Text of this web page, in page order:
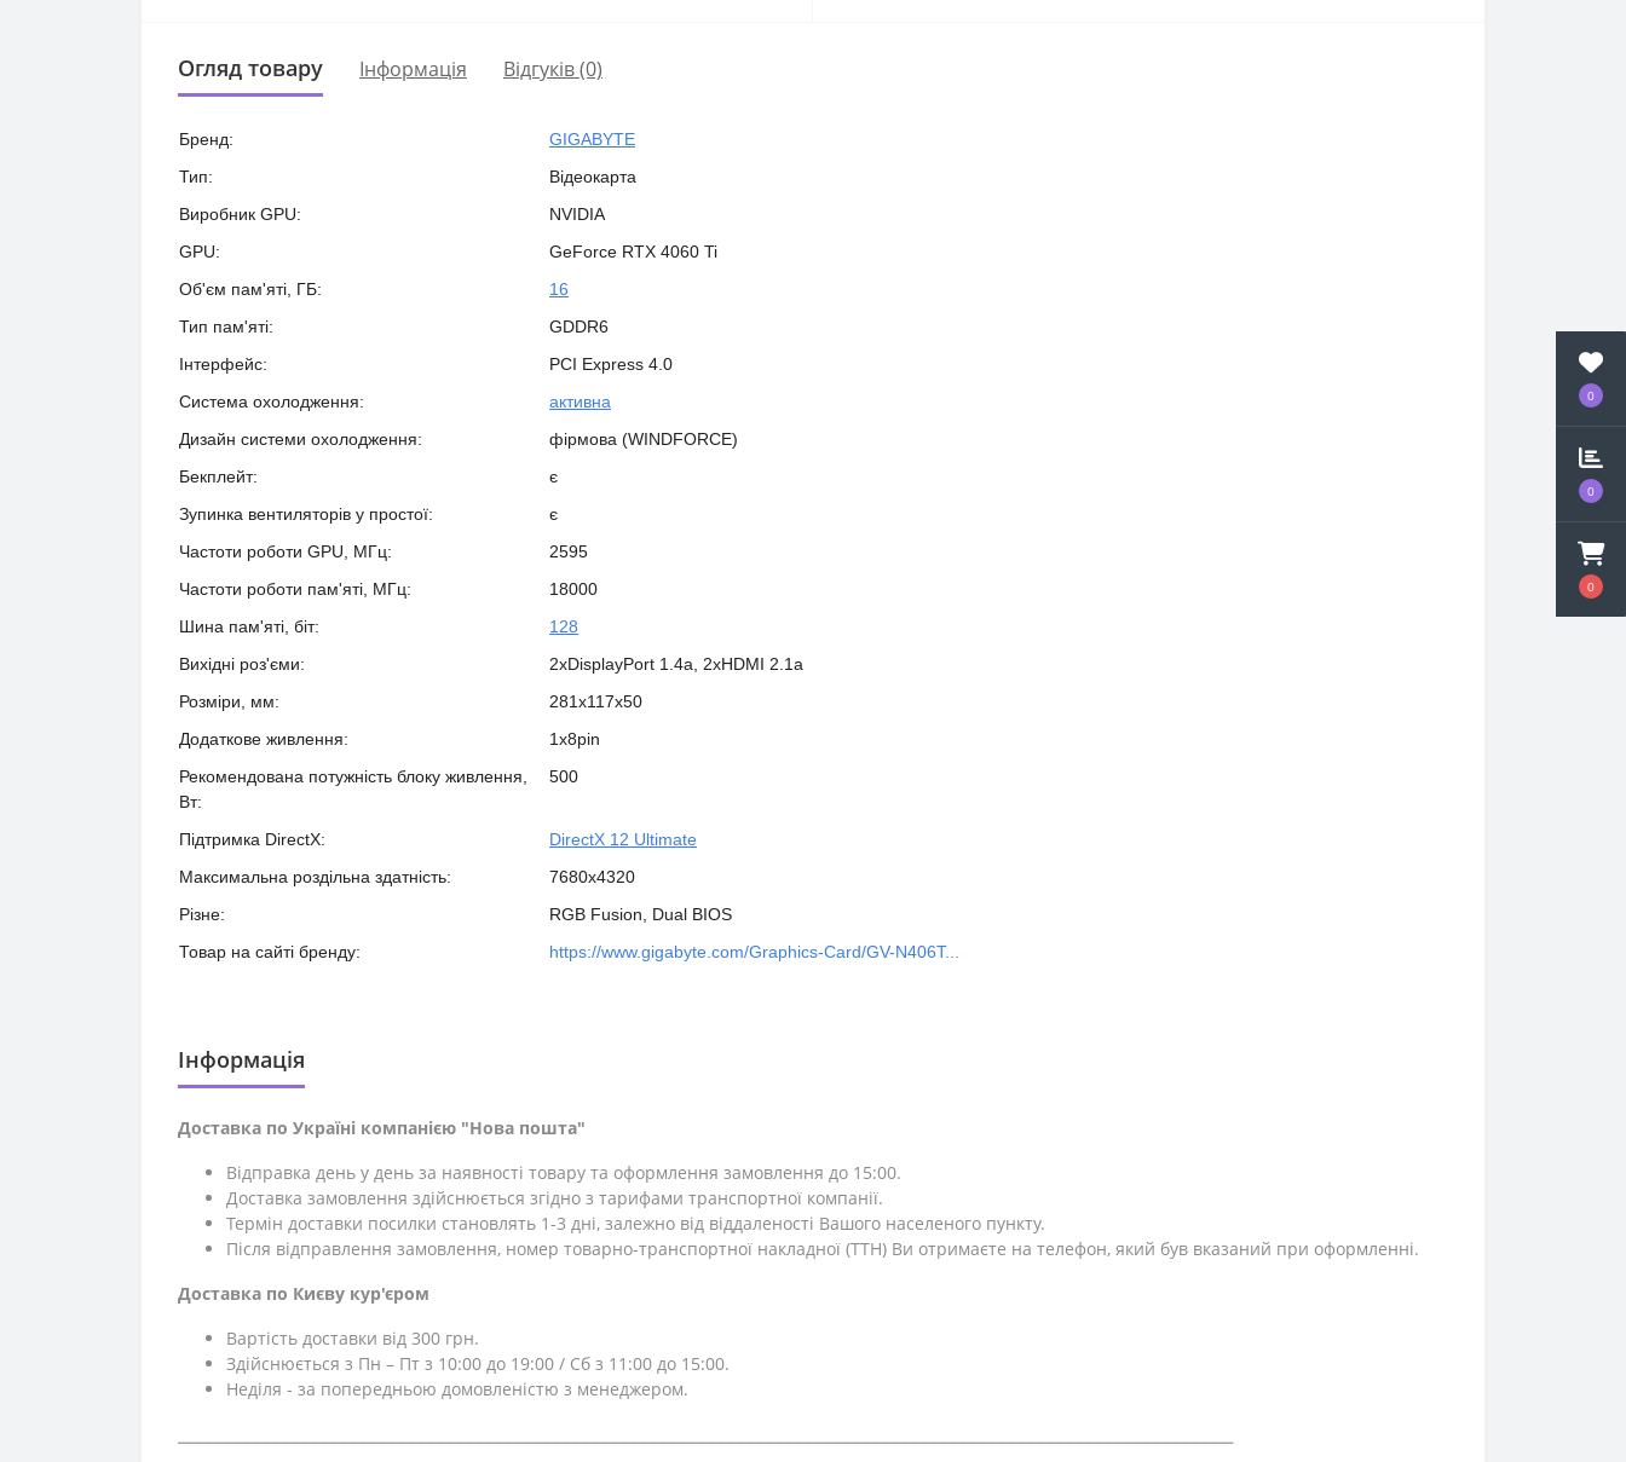
0
0
0
Огляд товару Iнформація Відгуків (0)
Бренд:
GIGABYTE
Тип:
Відеокарта
Виробник GPU:
NVIDIA
GPU:
GeForce RTX 4060 Ti
Об'єм пам'яті, ГБ:
16
Тип пам'яті:
GDDR6
Інтерфейс:
PCI Express 4.0
Система охолодження:
активна
Дизайн системи охолодження:
фірмова (WINDFORCE)
Бекплейт:
є
Зупинка вентиляторів у простої:
є
Частоти роботи GPU, МГц:
2595
Частоти роботи пам'яті, МГц:
18000
Шина пам'яті, біт:
128
Вихідні роз'єми:
2xDisplayPort 1.4a, 2xHDMI 2.1а
Розміри, мм:
281х117х50
Додаткове живлення:
1x8pin
Рекомендована потужність блоку живлення,
Вт:
500
Підтримка DirectX:
DirectX 12 Ultimate
Максимальна роздільна здатність:
7680x4320
Різне:
RGB Fusion, Dual BIOS
Товар на сайті бренду:
https://www.gigabyte.com/Graphics-Card/GV-N406T...
Iнформація
Доставка по Україні компанією "Нова пошта"
Відправка день у день за наявності товару та оформлення замовлення до 15:00.
Доставка замовлення здійснюється згідно з тарифами транспортної компанії.
Термін доставки посилки становлять 1-3 дні, залежно від віддаленості Вашого населеного пункту.
Після відправлення замовлення, номер товарно-транспортної накладної (ТТН) Ви отримаєте на телефон, який був вказаний при оформленні.
Доставка по Києву кур'єром
Вартість доставки від 300 грн.
Здійснюється з Пн – Пт з 10:00 до 19:00 / Сб з 11:00 до 15:00.
Неділя - за попередньою домовленістю з менеджером.